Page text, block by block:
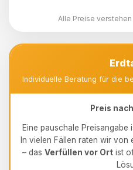
Alle Preise verstehen
Individuelle Beratung für die
Preis
Eine pauschale Preisangabe
In vielen Fällen raten wir von
– das Verfüllen vor Ort ist